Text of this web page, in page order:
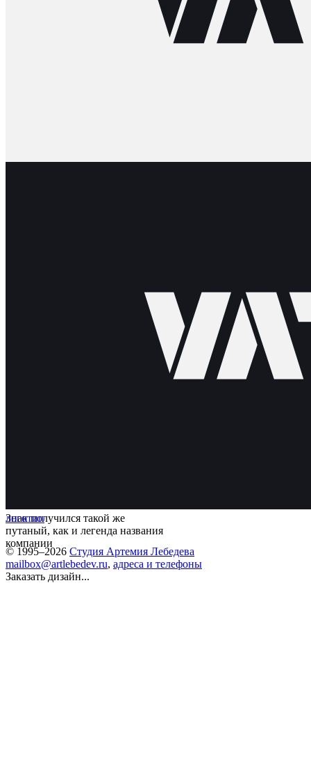
Знак получился такой же
путаный, как и легенда названия
компании
логотип
© 1995–2026 Студия Артемия Лебедева
mailbox@artlebedev.ru, адреса и телефоны
Заказать дизайн...